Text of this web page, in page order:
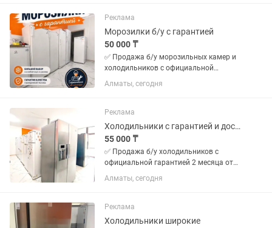
Реклама
Морозилки б/у с гарантией
50 000 ₸
✅ Продажа б/у морозильных камер и
холодильников с официальной
гарантией 2 месяца от магазина и
мастера с более чем 10 летним опытом
запахов Цены от 50000 в...
Алматы, сегодня
Реклама
Холодильники с гарантией и доставкой по городу
55 000 ₸
✅ Продажа б/у холодильников с
официальной гарантией 2 месяца от
магазина и мастера с более чем 10
летним опытом работы. Все
Цены от 50000 в зависимости от
модели...
Алматы, сегодня
Реклама
Холодильники широкие